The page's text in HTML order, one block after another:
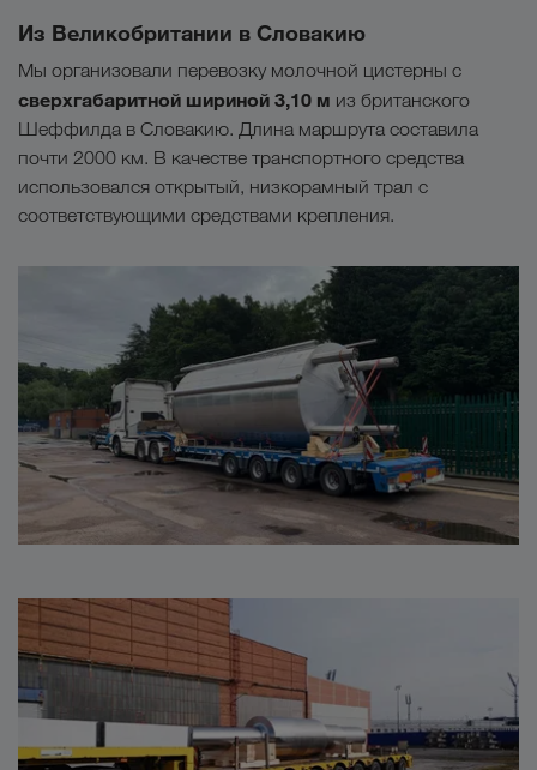
Из Великобритании в Словакию
Мы организовали перевозку молочной цистерны с
сверхгабаритной шириной 3,10 м из британского
Шеффилда в Словакию. Длина маршрута составила
почти 2000 км. В качестве транспортного средства
использовался открытый, низкорамный трал с
соответствующими средствами крепления.